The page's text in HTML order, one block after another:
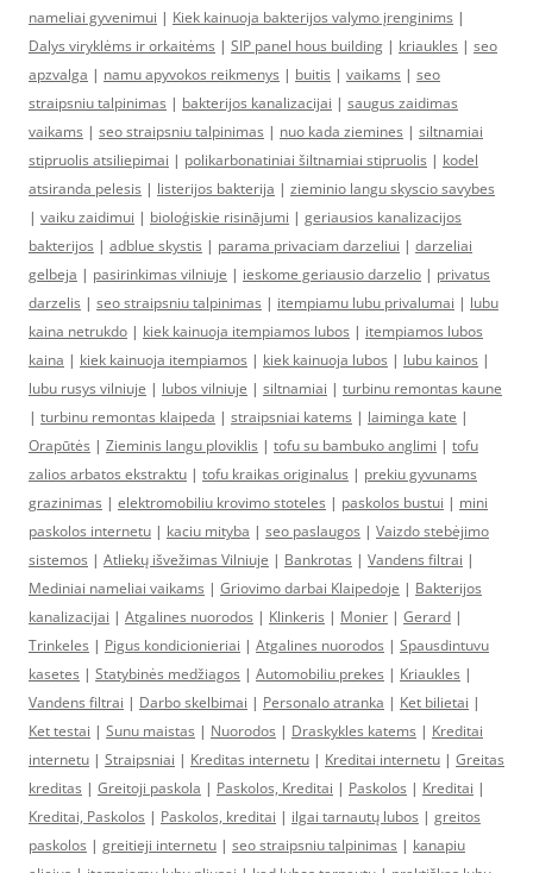
nameliai gyvenimui | Kiek kainuoja bakterijos valymo įrenginims |
Dalys viryklėms ir orkaitėms | SIP panel hous building | kriaukles | seo
apzvalga | namu apyvokos reikmenys | buitis | vaikams | seo
straipsniu talpinimas | bakterijos kanalizacijai | saugus zaidimas
vaikams | seo straipsniu talpinimas | nuo kada ziemines | siltnamiai
stipruolis atsiliepimai | polikarbonatiniai šiltnamiai stipruolis | kodel
atsiranda pelesis | listerijos bakterija | zieminio langu skyscio savybes
| vaiku zaidimui | bioloģiskie risinājumi | geriausios kanalizacijos
bakterijos | adblue skystis | parama privaciam darzeliui | darzeliai
gelbeja | pasirinkimas vilniuje | ieskome geriausio darzelio | privatus
darzelis | seo straipsniu talpinimas | itempiamu lubu privalumai | lubu
kaina netrukdo | kiek kainuoja itempiamos lubos | itempiamos lubos
kaina | kiek kainuoja itempiamos | kiek kainuoja lubos | lubu kainos |
lubu rusys vilniuje | lubos vilniuje | siltnamiai | turbinu remontas kaune
| turbinu remontas klaipeda | straipsniai katems | laiminga kate |
Orapūtės | Zieminis langu ploviklis | tofu su bambuko anglimi | tofu
zalios arbatos ekstraktu | tofu kraikas originalus | prekiu gyvunams
grazinimas | elektromobiliu krovimo stoteles | paskolos bustui | mini
paskolos internetu | kaciu mityba | seo paslaugos | Vaizdo stebėjimo
sistemos | Atliekų išvežimas Vilniuje | Bankrotas | Vandens filtrai |
Mediniai nameliai vaikams | Griovimo darbai Klaipedoje | Bakterijos
kanalizacijai | Atgalines nuorodos | Klinkeris | Monier | Gerard |
Trinkeles | Pigus kondicionieriai | Atgalines nuorodos | Spausdintuvu
kasetes | Statybinės medžiagos | Automobiliu prekes | Kriaukles |
Vandens filtrai | Darbo skelbimai | Personalo atranka | Ket bilietai |
Ket testai | Sunu maistas | Nuorodos | Draskykles katems | Kreditai
internetu | Straipsniai | Kreditas internetu | Kreditai internetu | Greitas
kreditas | Greitoji paskola | Paskolos, Kreditai | Paskolos | Kreditai |
Kreditai, Paskolos | Paskolos, kreditai | ilgai tarnautų lubos | greitos
paskolos | greitieji internetu | seo straipsniu talpinimas | kanapiu